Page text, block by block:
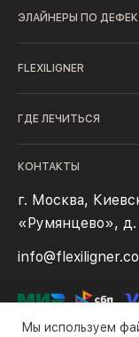
ЭЛАЙНЕРЫ ПО
FLEXILIGNER
ГДЕ ЛЕЧИТЬСЯ
КОНТАКТЫ
г. Москва,
«Румянцево», д.
Мы используем